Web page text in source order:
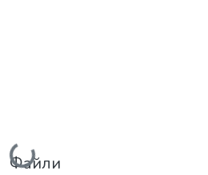
Вантажиться...
Файли